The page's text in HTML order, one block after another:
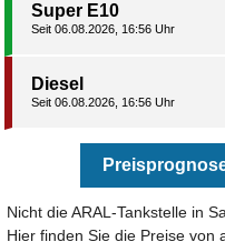
Super E10
Seit 06.08.2026, 16:56 Uhr
Diesel
Seit 06.08.2026, 16:56 Uhr
Nicht die ARAL-Tankstelle in
Hier finden Sie die Preise von